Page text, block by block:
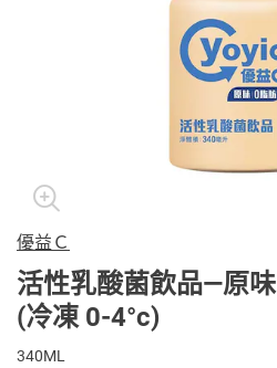
優益Ｃ
活性乳酸菌飲品—原味
(冷凍 0-4°c)
340ML